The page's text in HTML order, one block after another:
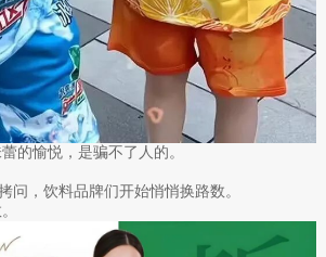
的愉悦，是骗不了人的。
问，饮料品牌们开始悄悄换路数。